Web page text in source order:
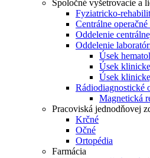
Spoločné vyšetrovacie a
Fyziatricko-
Centrálne operačné
Oddelenie
Oddelenie
Úsek
Úsek
Úsek
Rádiodiagnostické
Magnetická
Pracoviská jednodňovej
Krčné
Očné
Ortopédia
Farmácia